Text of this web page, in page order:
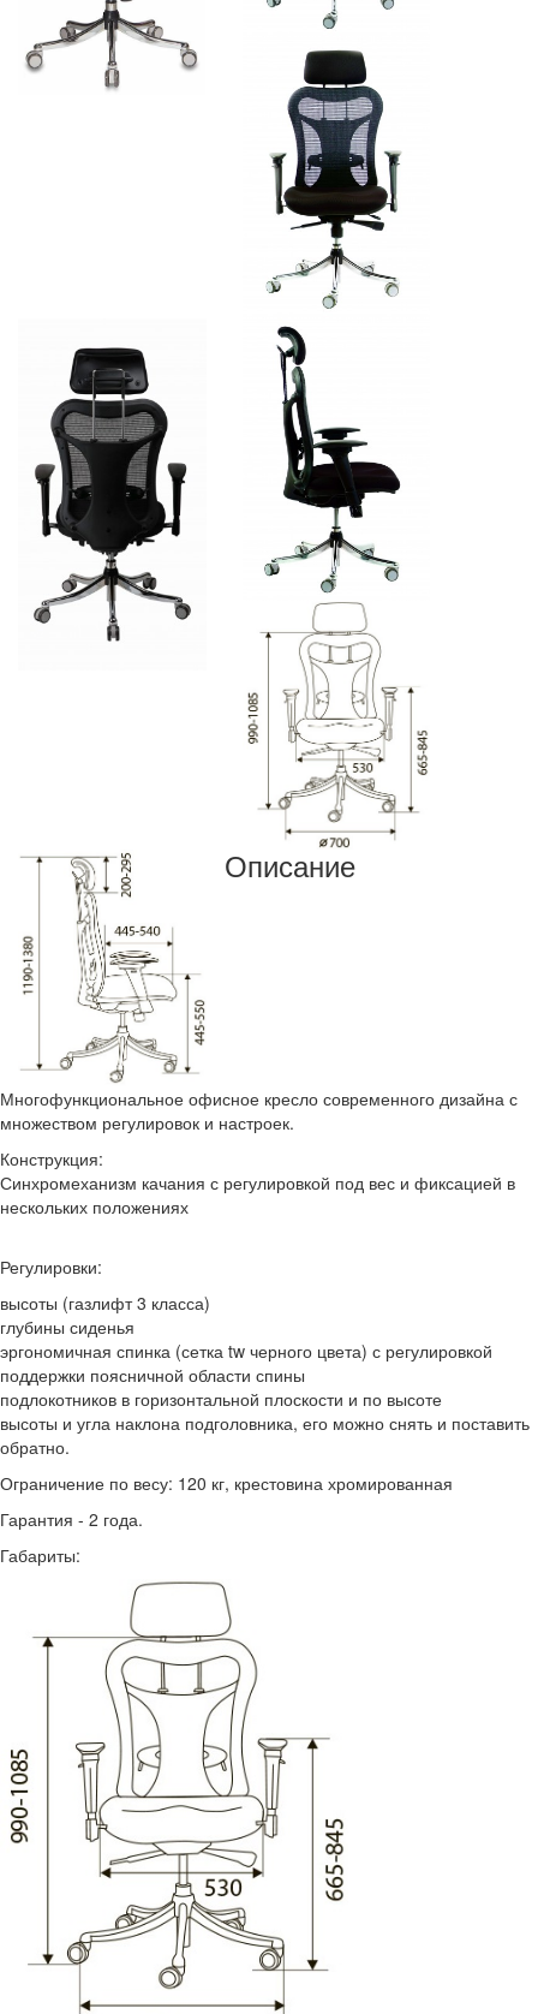
Описание
Многофункциональное офисное кресло современного дизайна с
множеством регулировок и настроек.
Конструкция:
Синхромеханизм качания с регулировкой под вес и фиксацией в
нескольких положениях
Регулировки:
высоты (газлифт 3 класса)
глубины сиденья
эргономичная спинка (сетка tw черного цвета) с регулировкой
поддержки поясничной области спины
подлокотников в горизонтальной плоскости и по высоте
высоты и угла наклона подголовника, его можно снять и поставить
обратно.
Ограничение по весу: 120 кг, крестовина хромированная
Гарантия - 2 года.
Габариты: